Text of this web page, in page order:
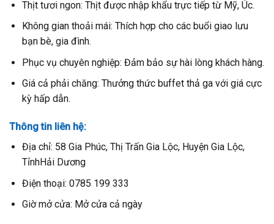
Thịt tươi ngon: Thịt được nhập khẩu trực tiếp từ Mỹ, Úc.
Không gian thoải mái: Thích hợp cho các buổi giao lưu
bạn bè, gia đình.
Phục vụ chuyên nghiệp: Đảm bảo sự hài lòng khách hàng.
Giá cả phải chăng: Thưởng thức buffet thả ga với giá cực
kỳ hấp dẫn.
Thông tin liên hệ:
Địa chỉ: 58 Gia Phúc, Thị Trấn Gia Lộc, Huyện Gia Lộc,
TỉnhHải Dương
Điện thoại: 0785 199 333
Giờ mở cửa: Mở cửa cả ngày